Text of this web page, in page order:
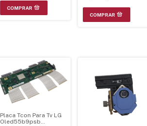
Placa Tcon Para Tv LG
Oled55b9psb